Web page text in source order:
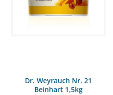
Dr. Weyrauch Nr. 21
Beinhart 1,5kg